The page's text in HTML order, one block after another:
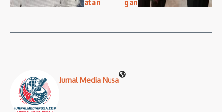
atan
gan
Jurnal Media Nusa